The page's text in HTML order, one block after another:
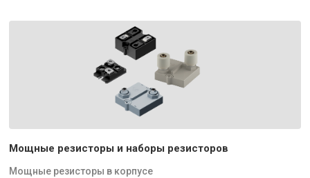
Мощные резисторы и наборы резисторов
Мощные резисторы в корпусе